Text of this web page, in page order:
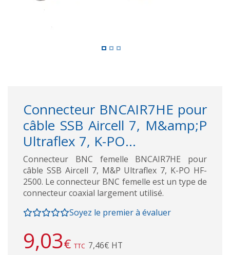
Connecteur BNCAIR7HE pour
câble SSB Aircell 7, M&amp;P
Ultraflex 7, K-PO...
Connecteur BNC femelle BNCAIR7HE pour
câble SSB Aircell 7, M&P Ultraflex 7, K-PO HF-
2500. Le connecteur BNC femelle est un type de
connecteur coaxial largement utilisé.
Soyez le premier à évaluer
9,03€ TTC 7,46€ HT